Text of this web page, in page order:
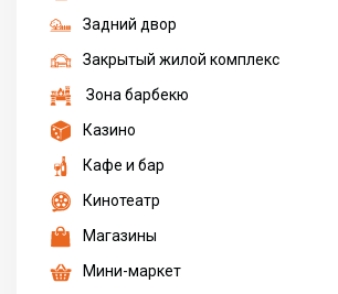
Задний двор
Закрытый жилой комплекс
Зона барбекю
Казино
Кафе и бар
Кинотеатр
Магазины
Мини-маркет